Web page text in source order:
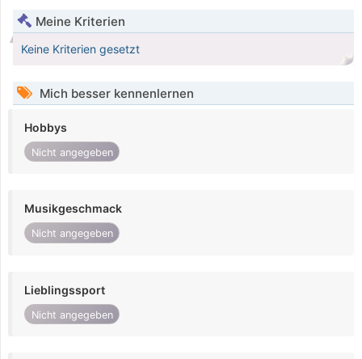
Meine Kriterien
Keine Kriterien gesetzt
Mich besser kennenlernen
Hobbys
Nicht angegeben
Musikgeschmack
Nicht angegeben
Lieblingssport
Nicht angegeben